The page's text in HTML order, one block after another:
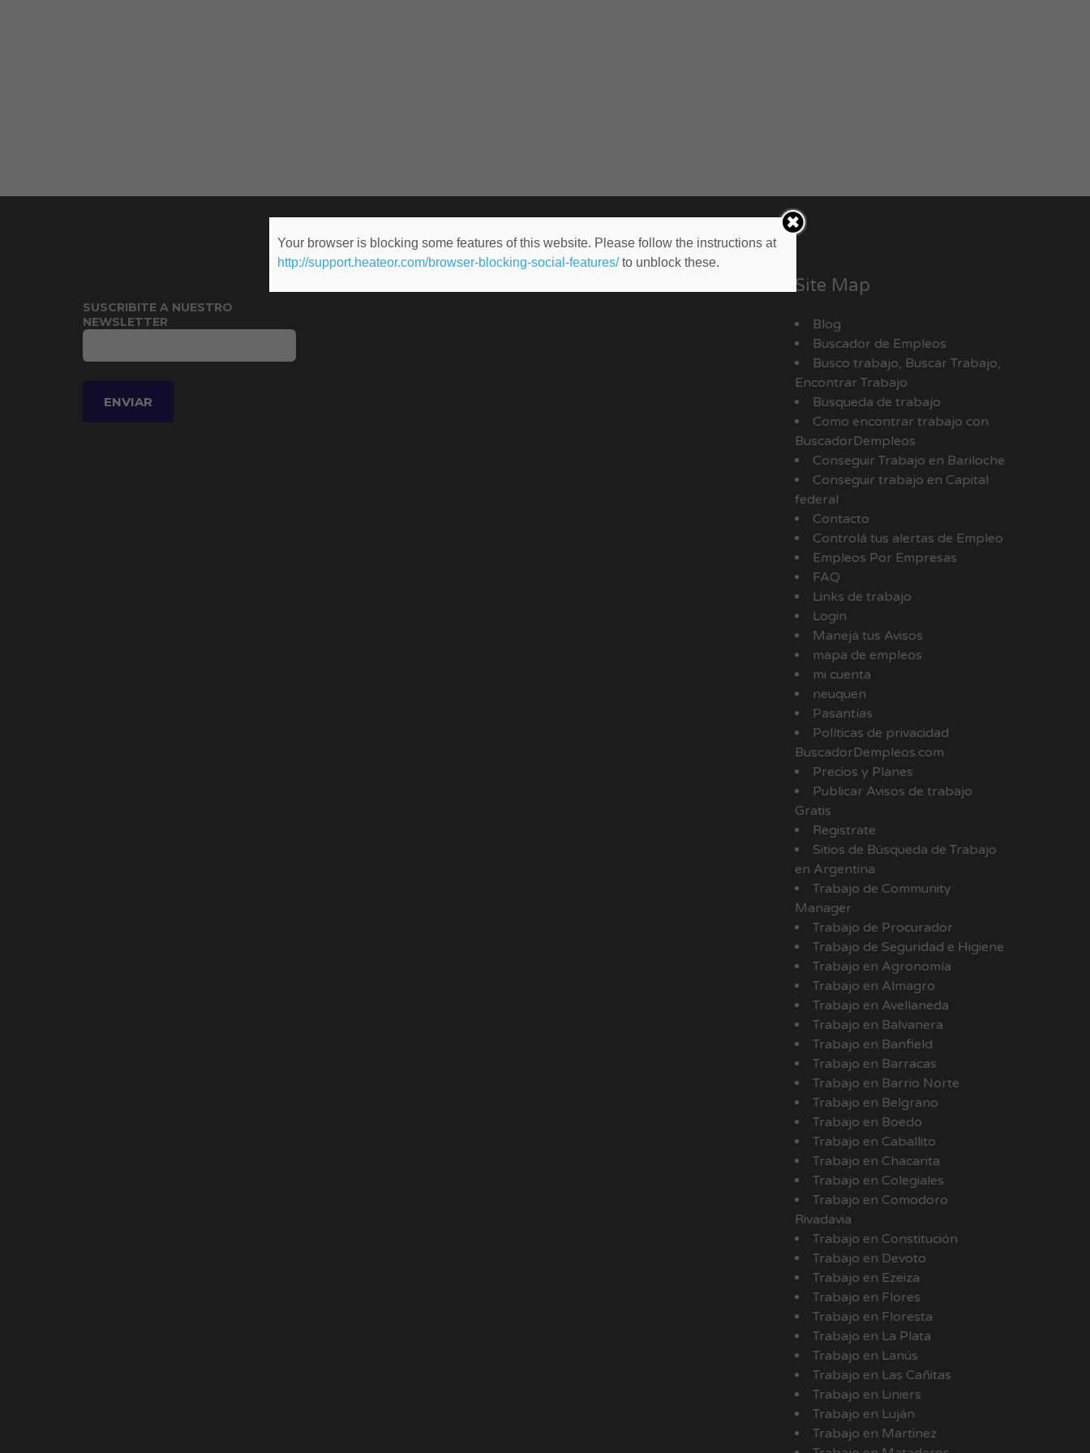
SUSCRIBITE A NUESTRO
NEWSLETTER
Site Map
Blog
Buscador de Empleos
Busco trabajo, Buscar Trabajo,
Encontrar Trabajo
Busqueda de trabajo
Como encontrar trabajo con
BuscadorDempleos
Conseguir Trabajo en Bariloche
Conseguir trabajo en Capital
federal
Contacto
Controlá tus alertas de Empleo
Empleos Por Empresas
FAQ
Links de trabajo
Login
Manejá tus Avisos
mapa de empleos
mi cuenta
neuquen
Pasantías
Políticas de privacidad
BuscadorDempleos.com
Precios y Planes
Publicar Avisos de trabajo
Gratis
Registrate
Sitios de Búsqueda de Trabajo
en Argentina
Trabajo de Community
Manager
Trabajo de Procurador
Trabajo de Seguridad e Higiene
Trabajo en Agronomía
Trabajo en Almagro
Trabajo en Avellaneda
Trabajo en Balvanera
Trabajo en Banfield
Trabajo en Barracas
Trabajo en Barrio Norte
Trabajo en Belgrano
Trabajo en Boedo
Trabajo en Caballito
Trabajo en Chacarita
Trabajo en Colegiales
Trabajo en Comodoro
Rivadavia
Trabajo en Constitución
Trabajo en Devoto
Trabajo en Ezeiza
Trabajo en Flores
Trabajo en Floresta
Trabajo en La Plata
Trabajo en Lanús
Trabajo en Las Cañitas
Trabajo en Liniers
Trabajo en Luján
Trabajo en Martinez
Your browser is blocking some features of this website. Please follow the instructions at
http://support.heateor.com/browser-blocking-social-features/to unblock these.